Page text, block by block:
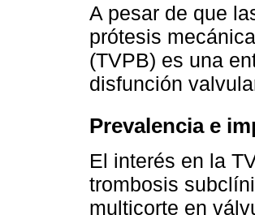
A pesar de que
prótesis
(TVPB) es una
disfunción
Prevalencia e
El interés en la
trombosis
multicorte en